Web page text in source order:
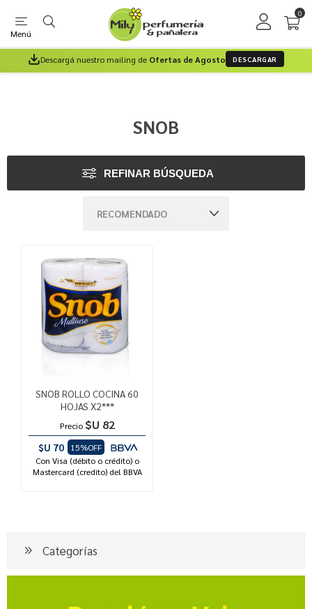
Menú
0
Descargá nuestro mailing de Ofertas de Agosto DESCARGAR
SNOB
REFINAR BÚSQUEDA
SNOB ROLLO COCINA 60
HOJAS X2***
Precio $U 82
$U 70
15%OFF
Con Visa (débito o crédito) o
Mastercard (credito) del BBVA
Categorías